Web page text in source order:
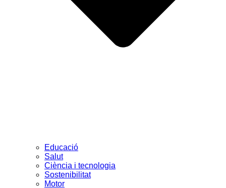
Educació
Salut
Ciència i tecnologia
Sostenibilitat
Motor